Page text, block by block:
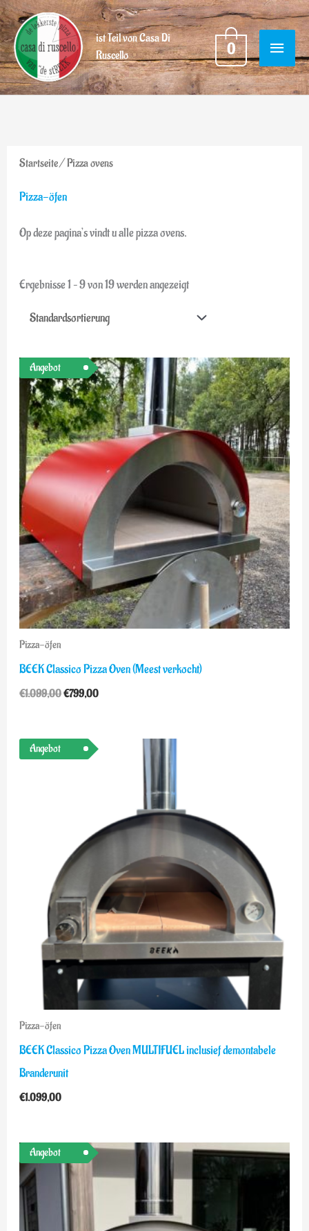
Ga
naar
de
inhoud
ist Teil von Casa Di
Ruscello
0
Startseite/ Pizza ovens
Pizza-öfen
Op deze pagina’s vindt u alle pizza ovens.
Ergebnisse 1 – 9 von 19 werden angezeigt
Angebot
Pizza-öfen
BEEK Classico Pizza Oven (Meest verkocht)
€1.099,00
Ursprünglicher
Preis
war:
€1.099,00
€799,00
Aktueller
Preis
ist:
€799,00.
Angebot
Pizza-öfen
BEEK Classico Pizza Oven MULTIFUEL inclusief demontabele
Branderunit
€1.099,00
Angebot
Preisspanne:
bis
€1.199,00